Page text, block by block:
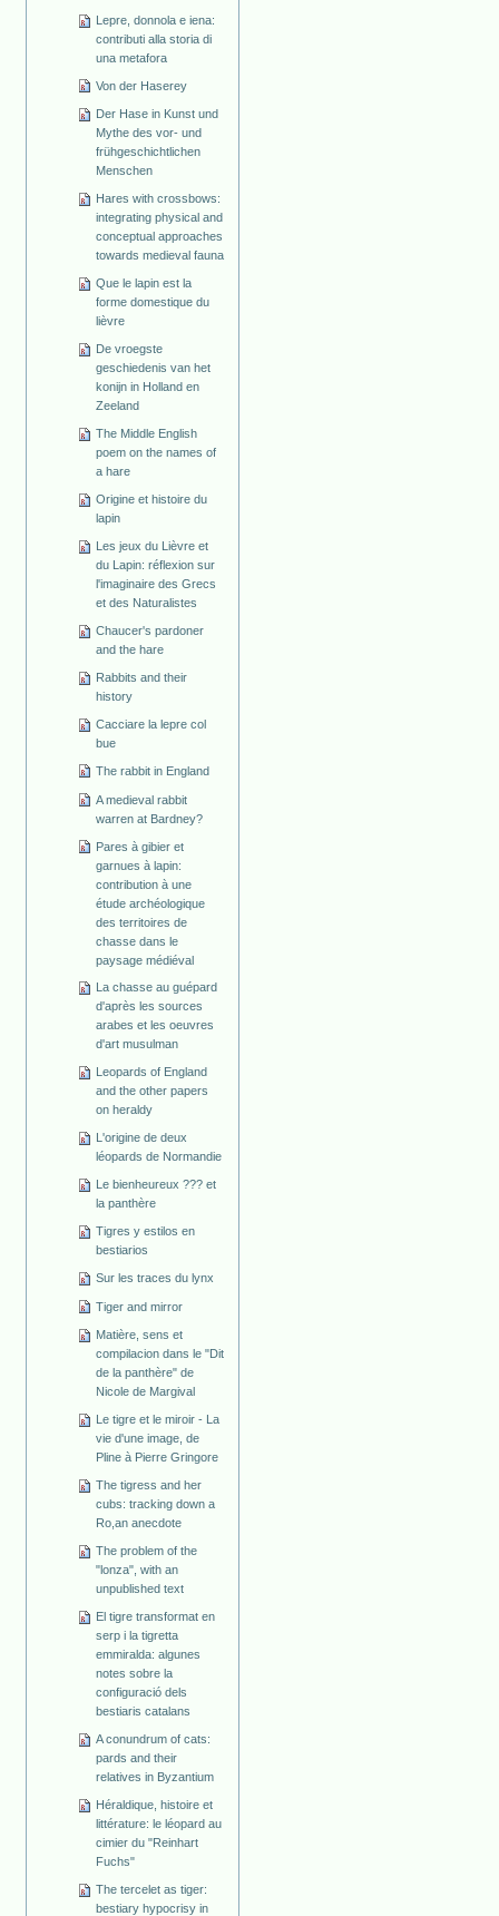
Lepre, donnola e iena:
contributi alla storia di
una metafora
Von der Haserey
Der Hase in Kunst und
Mythe des vor- und
frühgeschichtlichen
Menschen
Hares with crossbows:
integrating physical and
conceptual approaches
towards medieval fauna
Que le lapin est la
forme domestique du
lièvre
De vroegste
geschiedenis van het
konijn in Holland en
Zeeland
The Middle English
poem on the names of
a hare
Origine et histoire du
lapin
Les jeux du Lièvre et
du Lapin: réflexion sur
l'imaginaire des Grecs
et des Naturalistes
Chaucer's pardoner
and the hare
Rabbits and their
history
Cacciare la lepre col
bue
The rabbit in England
A medieval rabbit
warren at Bardney?
Pares à gibier et
garnues à lapin:
contribution à une
étude archéologique
des territoires de
chasse dans le
paysage médiéval
La chasse au guépard
d'après les sources
arabes et les oeuvres
d'art musulman
Leopards of England
and the other papers
on heraldy
L'origine de deux
léopards de Normandie
Le bienheureux ??? et
la panthère
Tigres y estilos en
bestiarios
Sur les traces du lynx
Tiger and mirror
Matière, sens et
compilacion dans le "Dit
de la panthère" de
Nicole de Margival
Le tigre et le miroir - La
vie d'une image, de
Pline à Pierre Gringore
The tigress and her
cubs: tracking down a
Ro,an anecdote
The problem of the
"lonza", with an
unpublished text
El tigre transformat en
serp i la tigretta
emmiralda: algunes
notes sobre la
configuració dels
bestiaris catalans
A conundrum of cats:
pards and their
relatives in Byzantium
Héraldique, histoire et
littérature: le léopard au
cimier du "Reinhart
Fuchs"
The tercelet as tiger:
bestiary hypocrisy in